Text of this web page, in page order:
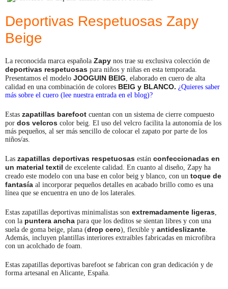
Deportivas Respetuosas Zapy
Beige
La reconocida marca española Zapy nos trae su exclusiva colección de
deportivas respetuosas para niños y niñas en esta temporada.
Presentamos el modelo JOOGUIN BEIG, elaborado en cuero de alta
calidad en una combinación de colores BEIG y BLANCO. ¿Quieres saber
más sobre el cuero (lee nuestra entrada en el blog)?
Estas zapatillas barefoot cuentan con un sistema de cierre compuesto
por dos velcros color beig. El uso del velcro facilita la autonomía de los
más pequeños, al ser más sencillo de colocar el zapato por parte de los
niños/as.
Las zapatillas deportivas respetuosas están confeccionadas en
un material textil de excelente calidad. En cuanto al diseño, Zapy ha
creado este modelo con una base en color beig y blanco, con un toque de
fantasía al incorporar pequeños detalles en acabado brillo como es una
línea que se encuentra en uno de los laterales.
Estas zapatillas deportivas minimalistas son extremadamente ligeras,
con la puntera ancha para que los deditos se sientan libres y con una
suela de goma beige, plana (drop cero), flexible y antideslizante.
Además, incluyen plantillas interiores extraíbles fabricadas en microfibra
con un acolchado de foam.
Estas zapatillas deportivas barefoot se fabrican con gran dedicación y de
forma artesanal en Alicante, España.